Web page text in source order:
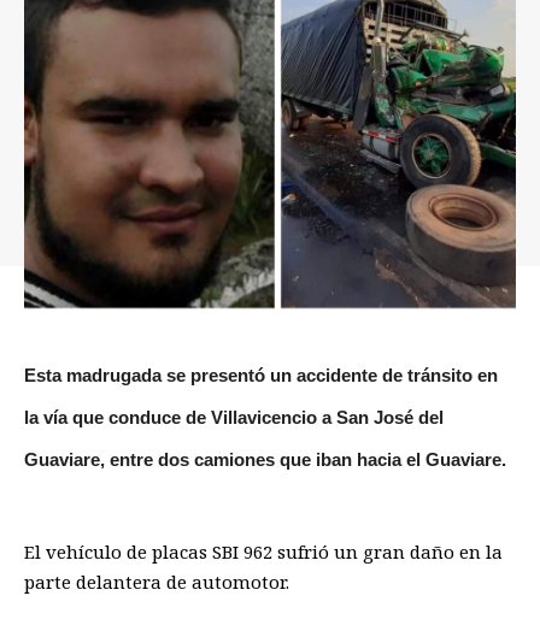
Esta madrugada se presentó un accidente de tránsito en
la vía que conduce de Villavicencio a San José del
Guaviare, entre dos camiones que iban hacia el Guaviare.
El vehículo de placas SBI 962 sufrió un gran daño en la
parte delantera de automotor.